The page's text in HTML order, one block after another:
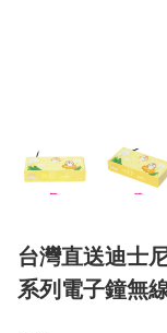
台灣直送迪士
系列電子鐘無